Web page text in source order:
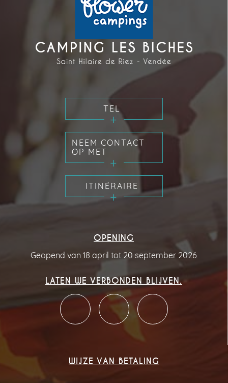
TEL
NEEM CONTACT
OP MET
ITINÉRAIRE
OPENING
Geopend van 18 april tot 20 september 2026
LATEN WE VERBONDEN BLIJVEN.
WIJZE VAN BETALING